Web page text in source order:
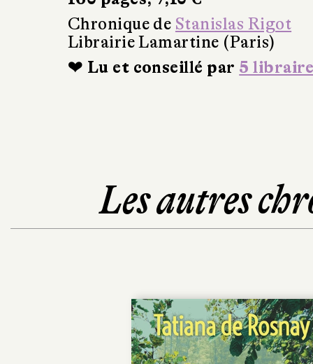
Chronique de Stanislas Rigot
Librairie Lamartine (Paris)
❤ Lu et conseillé par 5
Les autres